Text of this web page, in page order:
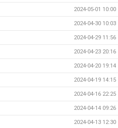
2024-05-01 10:00
2024-04-30 10:03
2024-04-29 11:56
2024-04-23 20:16
2024-04-20 19:14
2024-04-19 14:15
2024-04-16 22:25
2024-04-14 09:26
2024-04-13 12:30